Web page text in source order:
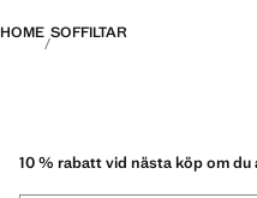
HOME SOFFILTAR
10 % rabatt vid nästa köp om